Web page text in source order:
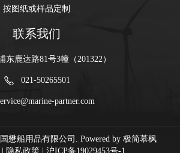
按图纸或样品定制
联系我们
东鹿达路81号3幢（201322）
021-50265501
partner.com
懋船用品有限公司. Powered by 极简慕枫
隐私政策 沪ICP备19029453号-1